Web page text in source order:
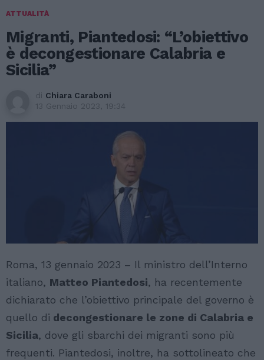
ATTUALITÀ
Migranti, Piantedosi: “L’obiettivo
è decongestionare Calabria e
Sicilia”
di Chiara Caraboni
13 Gennaio 2023, 19:34
Roma, 13 gennaio 2023 – Il ministro dell’Interno
italiano, Matteo Piantedosi, ha recentemente
dichiarato che l’obiettivo principale del governo è
quello di decongestionare le zone di Calabria e
Sicilia, dove gli sbarchi dei migranti sono più
frequenti. Piantedosi, inoltre, ha sottolineato che